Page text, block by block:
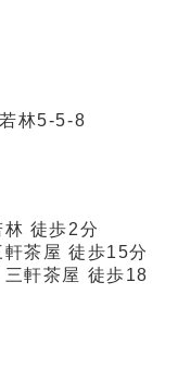
林5-5-8
徒歩2分
茶屋 徒歩15分
軒茶屋 徒歩18